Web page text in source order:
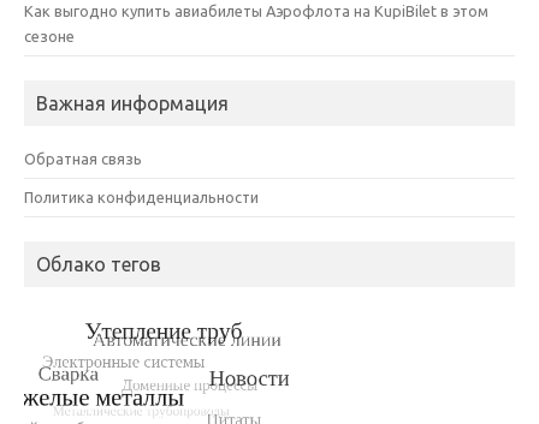
Как выгодно купить авиабилеты Аэрофлота на KupiBilet в этом
сезоне
Важная информация
Обратная связь
Политика конфиденциальности
Облако тегов